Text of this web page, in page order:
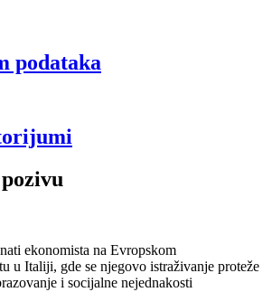
podataka
ekonomista na Evropskom
u Italiji, gde se njegovo istraživanje proteže
i socijalne nejednakosti